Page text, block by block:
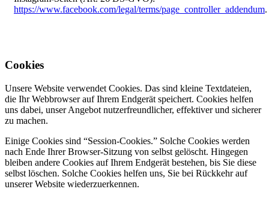
https://www.facebook.com/legal/terms/page_controller_addendum.
Cookies
Unsere Website verwendet Cookies. Das sind kleine Textdateien,
die Ihr Webbrowser auf Ihrem Endgerät speichert. Cookies helfen
uns dabei, unser Angebot nutzerfreundlicher, effektiver und sicherer
zu machen.
Einige Cookies sind “Session-Cookies.” Solche Cookies werden
nach Ende Ihrer Browser-Sitzung von selbst gelöscht. Hingegen
bleiben andere Cookies auf Ihrem Endgerät bestehen, bis Sie diese
selbst löschen. Solche Cookies helfen uns, Sie bei Rückkehr auf
unserer Website wiederzuerkennen.